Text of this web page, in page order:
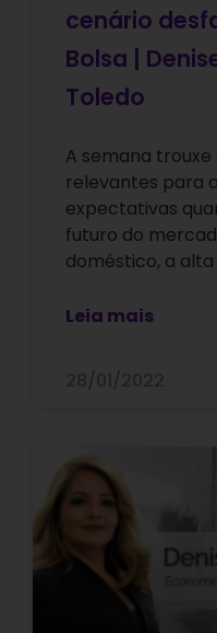
cenário
Bolsa |
Toledo
A semana trouxe
relevantes para
expectativas
futuro do
doméstico, a alta
Leia mais